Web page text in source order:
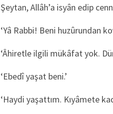
Şeytan, Allâh’a isyân edip
‘Yâ Rabbi! Beni huzûrundan
‘Âhiretle ilgili mükâfat yok.
‘Ebedî yaşat beni.’
‘Haydi yaşattım. Kıyâmete